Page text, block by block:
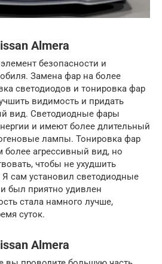
Almera
безопасности и
Замена фар на более
светодиодов и тонировка фар
видимость и придать
вид. Светодиодные фары
и имеют более длительный
лампы. Тонировка фар
более агрессивный вид, но
чтобы не ухудшить
сам установил светодиодные
был приятно удивлен
стала намного лучше,
суток.
Almera